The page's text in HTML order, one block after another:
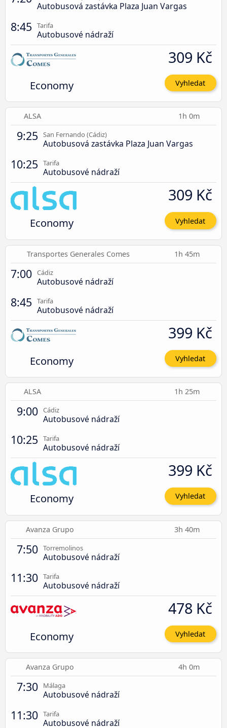
Autobusová zastávka Plaza Juan Vargas
8:45 Tarifa
Autobusové nádraží
Economy
309 Kč
Vyhledat
ALSA 1h 0m
9:25 San Fernando (Cádiz)
Autobusová zastávka Plaza Juan Vargas
10:25 Tarifa
Autobusové nádraží
Economy
309 Kč
Vyhledat
Transportes Generales Comes 1h 45m
7:00 Cádiz
Autobusové nádraží
8:45 Tarifa
Autobusové nádraží
Economy
399 Kč
Vyhledat
ALSA 1h 25m
9:00 Cádiz
Autobusové nádraží
10:25 Tarifa
Autobusové nádraží
Economy
399 Kč
Vyhledat
Avanza Grupo 3h 40m
7:50 Torremolinos
Autobusové nádraží
11:30 Tarifa
Autobusové nádraží
Economy
478 Kč
Vyhledat
Avanza Grupo 4h 0m
7:30 Málaga
Autobusové nádraží
11:30 Tarifa
Autobusové nádraží